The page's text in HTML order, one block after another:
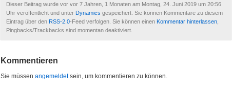
Dieser Beitrag wurde vor vor 7 Jahren, 1 Monaten am Montag, 24. Juni 2019 um 20:56
Uhr veröffentlicht und unter Dynamics gespeichert. Sie können Kommentare zu diesem
Eintrag über den RSS-2.0-Feed verfolgen. Sie können einen Kommentar hinterlassen
Pingbacks/Trackbacks sind momentan deaktiviert.
Kommentieren
Sie müssen angemeldetsein, um kommentieren zu können.